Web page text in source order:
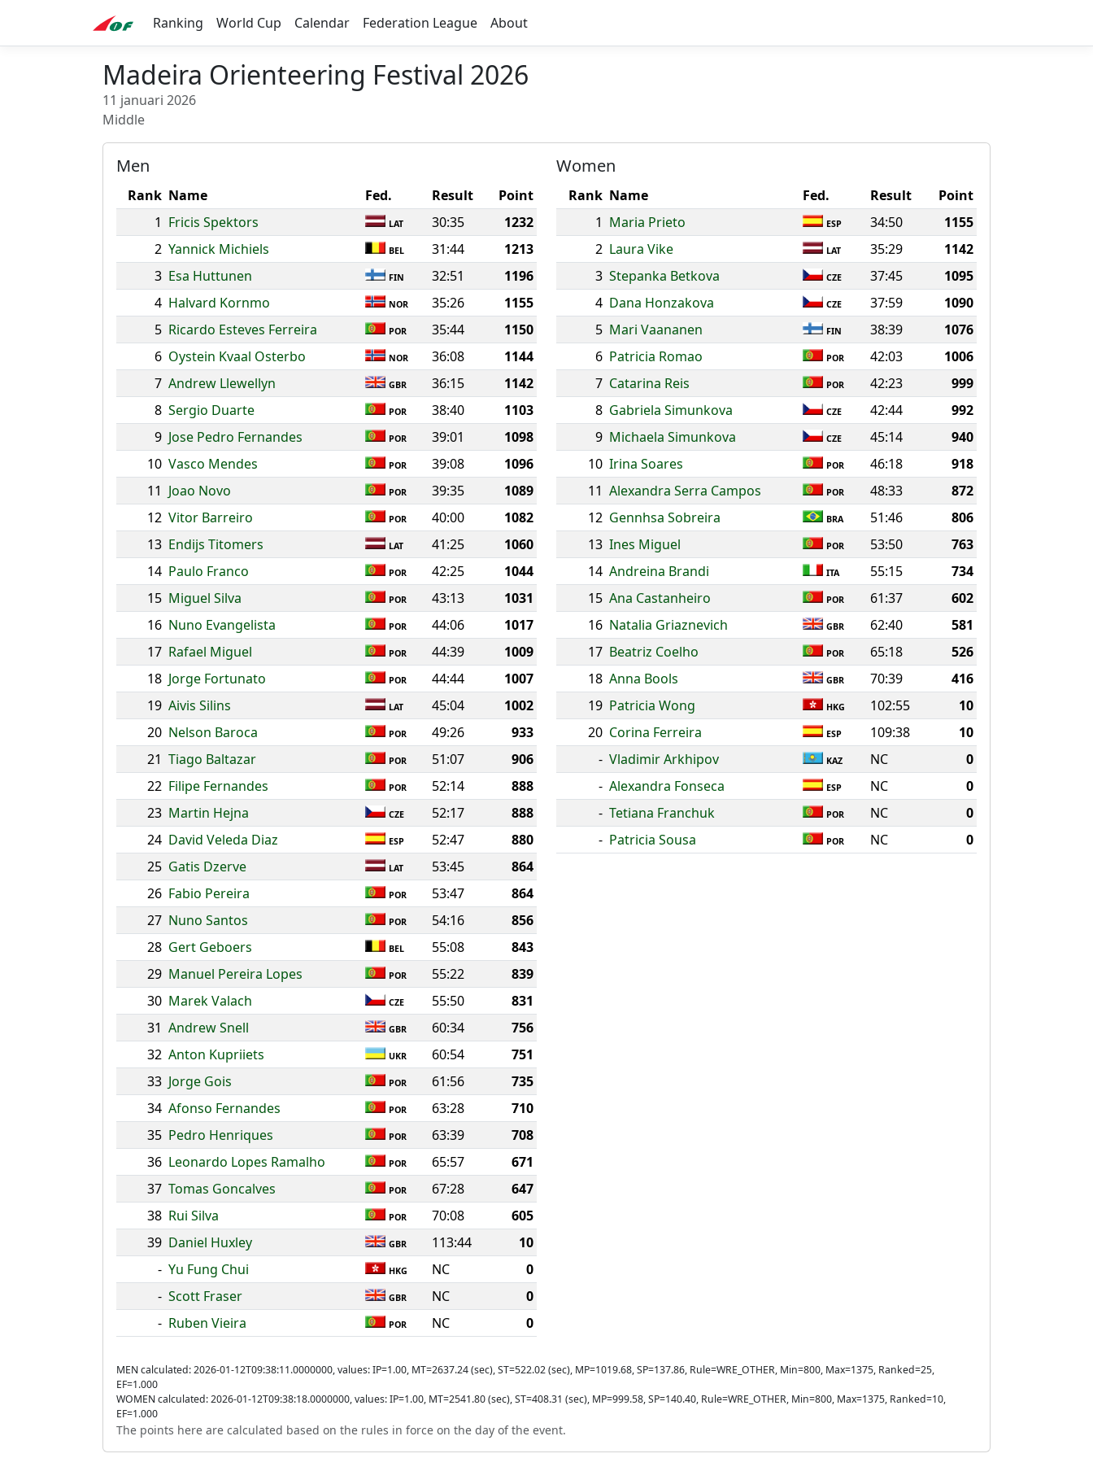
Ranking World Cup Calendar Federation League About
Madeira Orienteering Festival 2026
11 januari 2026
Middle
Men
Rank Name Fed. Result
Point
1 Fricis Spektors LAT 30:35
1232
2 Yannick Michiels BEL 31:44
1213
3 Esa Huttunen FIN 32:51
1196
4 Halvard Kornmo NOR 35:26
1155
5 Ricardo Esteves Ferreira POR 35:44
1150
6 Oystein Kvaal Osterbo NOR 36:08
1144
7 Andrew Llewellyn GBR 36:15
1142
8 Sergio Duarte POR 38:40
1103
9 Jose Pedro Fernandes POR 39:01
1098
10 Vasco Mendes POR 39:08
1096
11 Joao Novo POR 39:35
1089
12 Vitor Barreiro POR 40:00
1082
13 Endijs Titomers LAT 41:25
1060
14 Paulo Franco POR 42:25
1044
15 Miguel Silva POR 43:13
1031
16 Nuno Evangelista POR 44:06
1017
17 Rafael Miguel POR 44:39
1009
18 Jorge Fortunato POR 44:44
1007
19 Aivis Silins LAT 45:04
1002
20 Nelson Baroca POR 49:26
933
21 Tiago Baltazar POR 51:07
906
22 Filipe Fernandes POR 52:14
888
23 Martin Hejna CZE 52:17
888
24 David Veleda Diaz ESP 52:47
880
25 Gatis Dzerve LAT 53:45
864
26 Fabio Pereira POR 53:47
864
27 Nuno Santos POR 54:16
856
28 Gert Geboers BEL 55:08
843
29 Manuel Pereira Lopes POR 55:22
839
30 Marek Valach CZE 55:50
831
31 Andrew Snell GBR 60:34
756
32 Anton Kupriiets UKR 60:54
751
33 Jorge Gois POR 61:56
735
34 Afonso Fernandes POR 63:28
710
35 Pedro Henriques POR 63:39
708
36 Leonardo Lopes Ramalho POR 65:57
671
37 Tomas Goncalves POR 67:28
647
38 Rui Silva POR 70:08
605
39 Daniel Huxley GBR 113:44
10
- Yu Fung Chui HKG NC
0
- Scott Fraser GBR NC
0
- Ruben Vieira POR NC 0
Women
Rank Name Fed. Result
Point
1 Maria Prieto ESP 34:50
1155
2 Laura Vike LAT 35:29
1142
3 Stepanka Betkova CZE 37:45
1095
4 Dana Honzakova CZE 37:59
1090
5 Mari Vaananen FIN 38:39
1076
6 Patricia Romao POR 42:03
1006
7 Catarina Reis POR 42:23
999
8 Gabriela Simunkova CZE 42:44
992
9 Michaela Simunkova CZE 45:14
940
10 Irina Soares POR 46:18
918
11 Alexandra Serra Campos POR 48:33
872
12 Gennhsa Sobreira BRA 51:46
806
13 Ines Miguel POR 53:50
763
14 Andreina Brandi ITA 55:15
734
15 Ana Castanheiro POR 61:37
602
16 Natalia Griaznevich GBR 62:40
581
17 Beatriz Coelho POR 65:18
526
18 Anna Bools GBR 70:39
416
19 Patricia Wong HKG 102:55
10
20 Corina Ferreira ESP 109:38
10
- Vladimir Arkhipov KAZ NC
0
- Alexandra Fonseca ESP NC
0
- Tetiana Franchuk POR NC
0
- Patricia Sousa POR NC 0
MEN calculated: 2026-01-12T09:38:11.0000000, values: IP=1.00, MT=2637.24 (sec), ST=522.02 (sec), MP=1019.68, SP=137.86, Rule=WRE_OTHER, Min=800, Max=1375, Ranked=25,
EF=1.000
WOMEN calculated: 2026-01-12T09:38:18.0000000, values: IP=1.00, MT=2541.80 (sec), ST=408.31 (sec), MP=999.58, SP=140.40, Rule=WRE_OTHER, Min=800, Max=1375, Ranked=10,
EF=1.000
The points here are calculated based on the rules in force on the day of the event.